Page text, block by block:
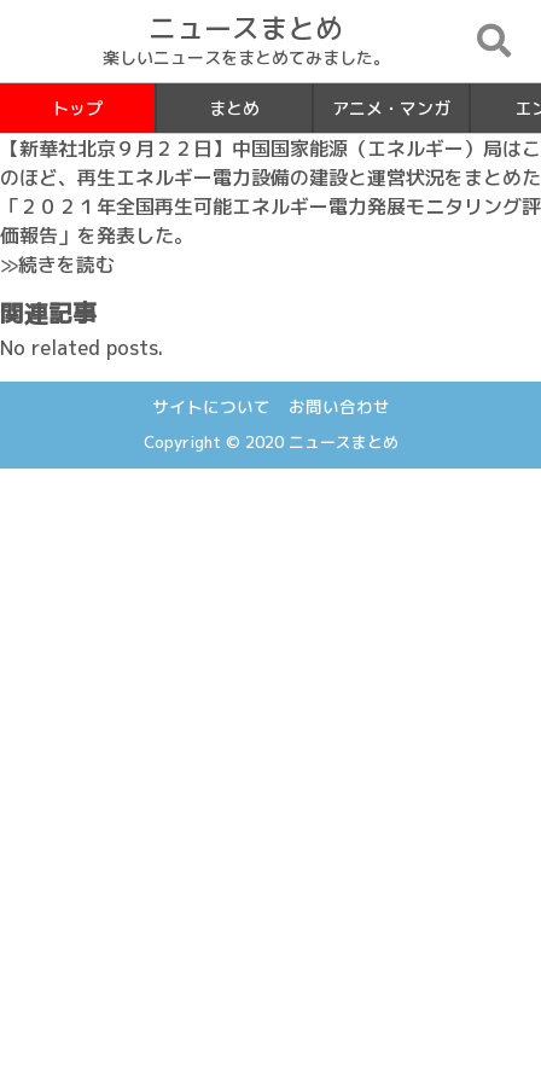
ニュースまとめ
楽しいニュースをまとめてみました。
トップ まとめ アニメ・マンガ エ
【新華社北京９月２２日】中国国家能源（エネルギー）局はこ
のほど、再生エネルギー電力設備の建設と運営状況をまとめた
「２０２１年全国再生可能エネルギー電力発展モニタリング評
価報告」を発表した。
≫続きを読む
関連記事
No related posts.
サイトについて お問い合わせ
Copyright © 2020 ニュースまとめ